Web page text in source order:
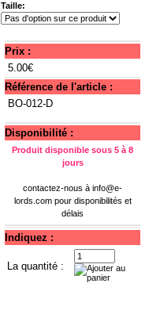
Taille:
Prix :
5.00€
Référence de l'article :
BO-012-D
Disponibilité :
Produit disponible sous 5 à 8
jours
contactez-nous à info@e-
lords.compour disponibilités et
délais
Indiquez :
La quantité :